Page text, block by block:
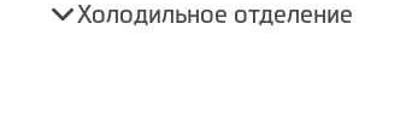
Холодильное отделение